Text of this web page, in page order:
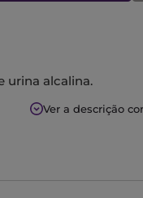
urina alcalina.
urinário
a formação de
Ver a descrição